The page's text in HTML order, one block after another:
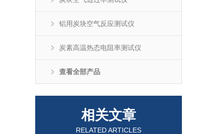
铝用炭块空气反应测试仪
炭素高温热态电阻率测试仪
查看全部产品
相关文章
RELATED ARTICLES